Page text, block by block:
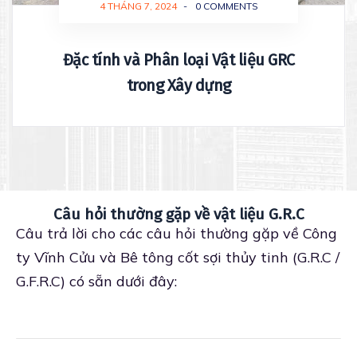
4 THÁNG 7, 2024 - 0 COMMENTS
Đặc tính và Phân loại Vật liệu GRC
trong Xây dựng
Câu hỏi thường gặp về vật liệu G.R.C
Câu trả lời cho các câu hỏi thường gặp về Công
ty Vĩnh Cửu và Bê tông cốt sợi thủy tinh (G.R.C /
G.F.R.C) có sẵn dưới đây: